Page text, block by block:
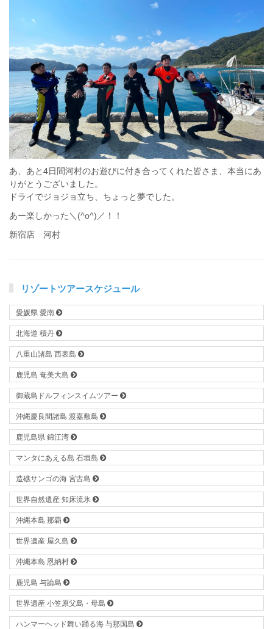
あ、あと4日間河村のお遊びに付き合ってくれた皆さま、本当にあ
りがとうございました。
ドライでジョジョ立ち、ちょっと夢でした。
あー楽しかった＼(^o^)／！！
新宿店 河村
リゾートツアースケジュール
愛媛県 愛南
北海道 積丹
八重山諸島 西表島
鹿児島 奄美大島
御蔵島ドルフィンスイムツアー
沖縄慶良間諸島 渡嘉敷島
鹿児島県 錦江湾
マンタにあえる島 石垣島
造礁サンゴの海 宮古島
世界自然遺産 知床流氷
沖縄本島 那覇
世界遺産 屋久島
沖縄本島 恩納村
鹿児島 与論島
世界遺産 小笠原父島・母島
ハンマーヘッド舞い踊る海 与那国島